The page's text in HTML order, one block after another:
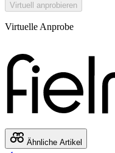
Virtuell anprobieren
Virtuelle Anprobe
Ähnliche Artikel